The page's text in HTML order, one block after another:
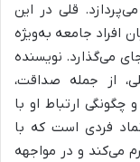
قلی در این
افراد جامعه به‌ویژه
می‌گذارد. نویسنده
از جمله صداقت،
ارتباط او با
فردی است که با
می‌کند و در مواجهه